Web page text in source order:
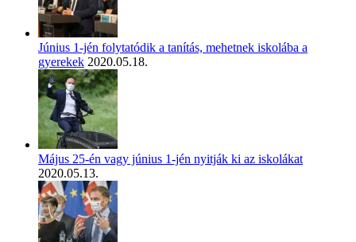
Június 1-jén folytatódik a tanítás, mehetnek iskolába a
gyerekek 2020.05.18.
Május 25-én vagy június 1-jén nyitják ki az iskolákat
2020.05.13.